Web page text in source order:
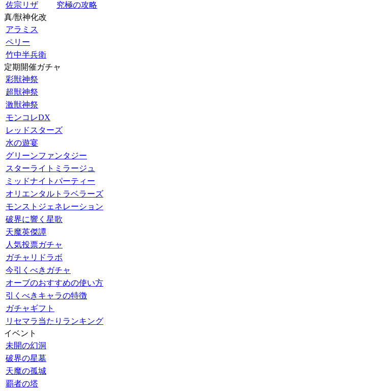
佐宗リザ
究極の攻略
真/獣神化改
アラミス
ペリー
竹中半兵衛
定期開催ガチャ
彩獣神祭
超獣神祭
激獣神祭
モンコレDX
レッドスターズ
水の遊宴
グリーンファンタジー
スターライトミラージュ
ミッドナイトパーティー
オリエンタルトラベラーズ
モンストジェネレーション
破界に響く星歌
天魔英傑譚
人気投票ガチャ
ガチャリドラボ
今引くべきガチャ
オーブのおすすめの使い方
引くべきキャラの特徴
ガチャギフト
リセマラ当たりランキング
イベント
未開の幻洞
破界の星墓
天魔の孤城
覇者の塔